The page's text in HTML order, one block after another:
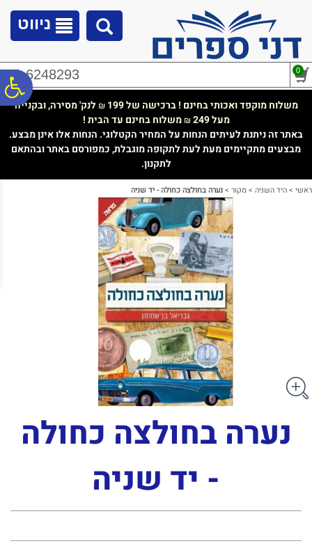
נגישות
ניווט
02-6248293 0
משלוח מוקפד ואכותי בחינם ! ברכישה של 199 ₪ לנק' מסירה, ובקנייה
מעל 249
₪משלוח בחינם עד הבית !
באתר זה ניתנת לעיתים הנחות על המחיר הקטלוגי. הנחות אלו אינן מבצע.
מבצעים מתקיימים מעת לעת לתקופה מוגבלת, כמפורסם באתר ובהתאם
לתקנון.
ראשי >היד השניה >מקור >נערה בחולצה כחולה - יד שניה
נערה בחולצה כחולה
- יד שניה